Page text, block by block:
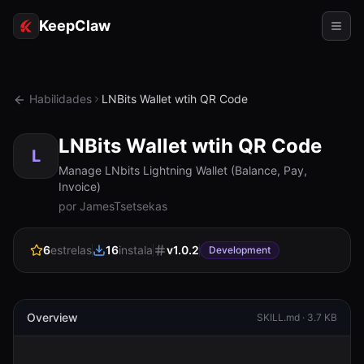
KeepClaw
Acesso ao token
Casos de uso
Preços
RECURSOS
Documentação
Habilidades LNBits Wallet wtih QR Code
L LNBits Wallet wtih QR Code
Manage LNbits Lightning Wallet (Balance, Pay,
Invoice)
por JamesTsetsekas
6estrelas 16instala v1.0.2 Development
Overview SKILL.md · 3.7 KB